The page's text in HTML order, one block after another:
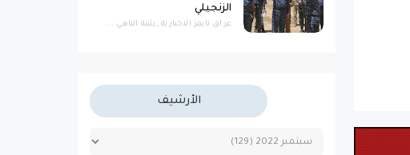
الزنجيلي
عراق تايمز الاخبارية _بثينة الناهي ...
الأرشيف